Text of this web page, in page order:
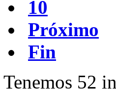
10
Próximo
Fin
Tenemos 52